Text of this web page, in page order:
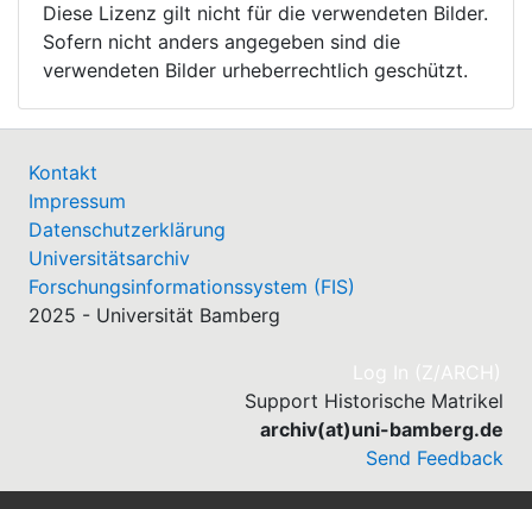
Diese Lizenz gilt nicht für die verwendeten Bilder.
Sofern nicht anders angegeben sind die
verwendeten Bilder urheberrechtlich geschützt.
Kontakt
Impressum
Datenschutzerklärung
Universitätsarchiv
Forschungsinformationssystem (FIS)
2025 - Universität Bamberg
Log In (Z/ARCH)
Support Historische Matrikel
archiv(at)uni-bamberg.de
Send Feedback